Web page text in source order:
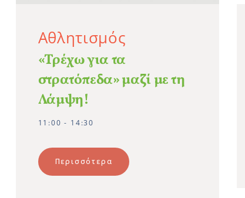
Αθλητισμός
«Τρέχω για τα
στρατόπεδα» μαζί με τη
Λάμψη!
11:00 - 14:30
Περισσότερα